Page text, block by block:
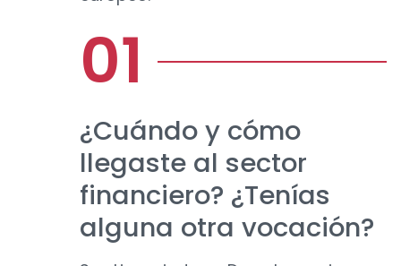
¿Cuándo y cómo
llegaste al sector
financiero? ¿Tenías
alguna otra vocación?